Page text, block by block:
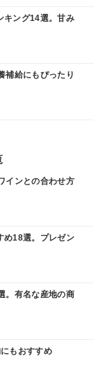
キング14選。甘み
補給にもぴったり
インとの合わせ方
め18選。プレゼン
。有名な産地の商
もおすすめ